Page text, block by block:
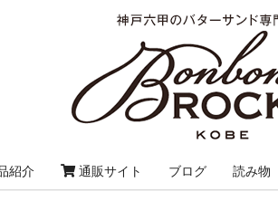
紹介 通販サイト ブログ 読み物